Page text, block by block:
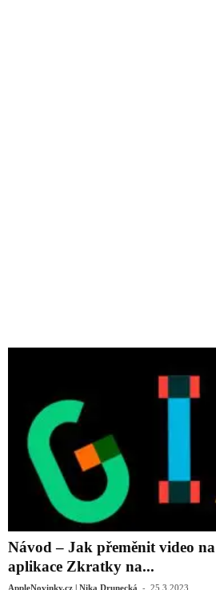
Návod – Jak přeměnit video
aplikace Zkratky na...
AppleNovinky.cz | Nika Drunecká - 25.3.2023